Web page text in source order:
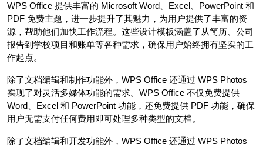
WPS Office 提供丰富的 Microsoft Word、Excel、PowerPoint 和
PDF 免费主题，进一步提升了其魅力，为用户提供了丰富的资
源，帮助他们加快工作流程。这些设计模板涵盖了从简历、公司
报告到学校项目和账单等各种需求，确保用户始终拥有坚实的工
作起点。
除了文档编辑和制作功能外，WPS Office 还通过 WPS Photos
实现了对灵活多媒体功能的需求。WPS Office 不仅免费提供
Word、Excel 和 PowerPoint 功能，还免费提供 PDF 功能，确保
用户无需支付任何费用即可处理多种类型的文档。
除了文档编辑和开发功能外，WPS Office 还通过 WPS Photos